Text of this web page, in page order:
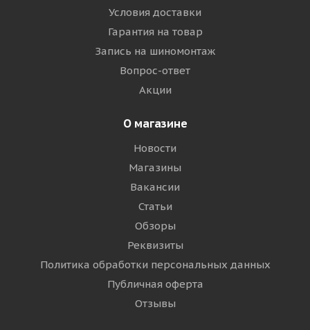
Условия доставки
Гарантия на товар
Запись на шиномонтаж
Вопрос-ответ
Акции
О магазине
Новости
Магазины
Вакансии
Статьи
Обзоры
Реквизиты
Политика обработки персональных данных
Публичная оферта
Отзывы